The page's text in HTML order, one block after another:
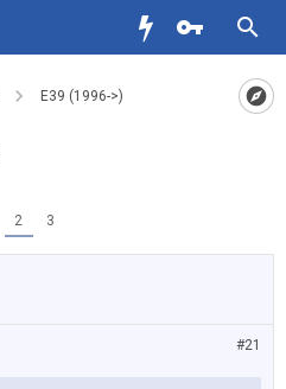
E39 (1996->)
2 3
#21